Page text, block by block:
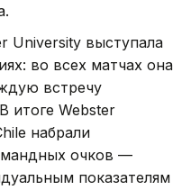
University выступала
во всех матчах она
встречу
итоге Webster
набрали
очков —
показателям